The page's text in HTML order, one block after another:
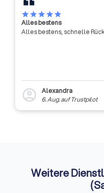
starstarstarstarstar
Alles bestens
Alles bestens, schnelle
account_circle
Alexandra
6. Aug.auf Trustpilot
Weitere